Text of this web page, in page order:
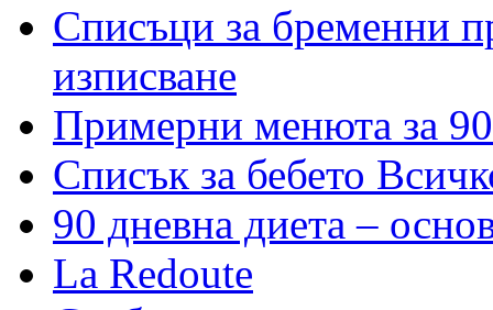
Списъци за бременни
изписване
Примерни менюта за 90
Списък за бебето
90 дневна диета –
La Redoute